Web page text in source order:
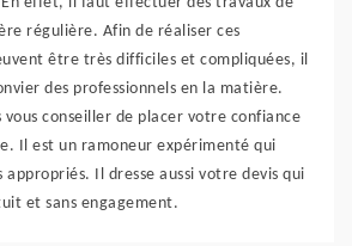
régulière. Afin de réaliser ces
être très difficiles et compliquées, il
des professionnels en la matière.
vous conseiller de placer votre confiance
Il est un ramoneur expérimenté qui
Il dresse aussi votre devis qui
et sans engagement.